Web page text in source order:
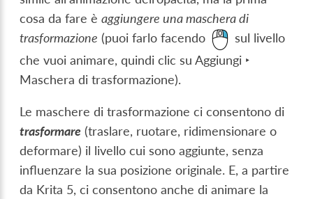
cosa da fare èaggiungere una maschera di
trasformazione (puoi farlo facendo
sul livello
che vuoi animare, quindi clic suAggiungi ‣
Maschera di trasformazione).
Le maschere di trasformazione ci consentono di
trasformare (traslare, ruotare, ridimensionare o
deformare) il livello cui sono aggiunte, senza
influenzare la sua posizione originale. E, a partire
da Krita 5, ci consentono anche di animare la